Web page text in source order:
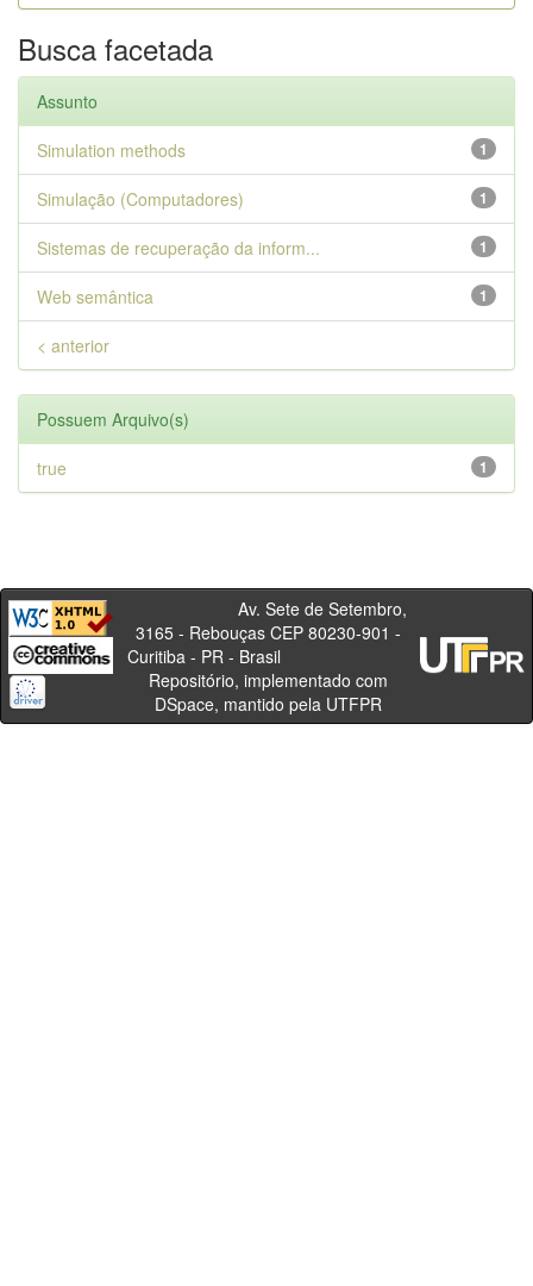
Busca facetada
Assunto
1
Simulation methods
1
Simulação (Computadores)
1
Sistemas de recuperação da inform...
1
Web semântica
< anterior
Possuem Arquivo(s)
1
true
Av. Sete de Setembro,
3165 - Rebouças CEP 80230-901 -
Curitiba - PR - Brasil
Repositório, implementado com
DSpace, mantido pela UTFPR